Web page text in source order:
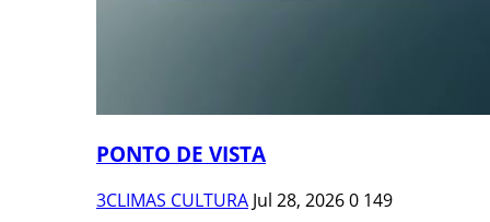
PONTO DE VISTA
3CLIMAS CULTURA Jul 28, 20260 149